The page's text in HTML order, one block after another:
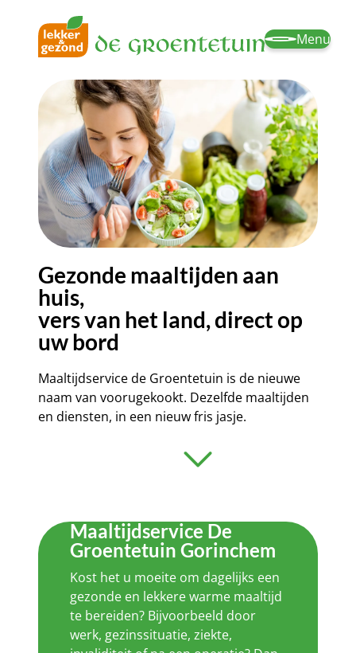
Menu
Gezonde maaltijden aan
huis,
vers van het land, direct op
uw bord
Maaltijdservice de Groentetuin is de nieuwe
naam van voorugekookt. Dezelfde maaltijden
en diensten, in een nieuw fris jasje.
Maaltijdservice De
Groentetuin Gorinchem
Kost het u moeite om dagelijks een
gezonde en lekkere warme maaltijd
te bereiden? Bijvoorbeeld door
werk, gezinssituatie, ziekte,